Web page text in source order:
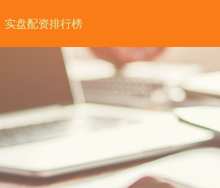
实盘配资排行榜